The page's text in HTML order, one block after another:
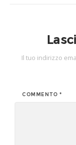
Il tuo indirizzo
COMMENTO*